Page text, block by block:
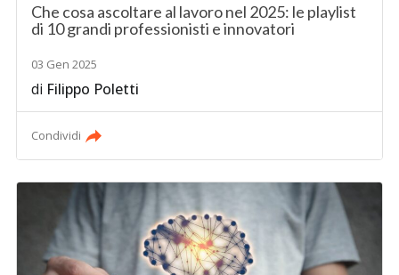
Che cosa ascoltare al lavoro nel 2025: le playlist
di 10 grandi professionisti e innovatori
03 Gen 2025
di Filippo Poletti
Condividi